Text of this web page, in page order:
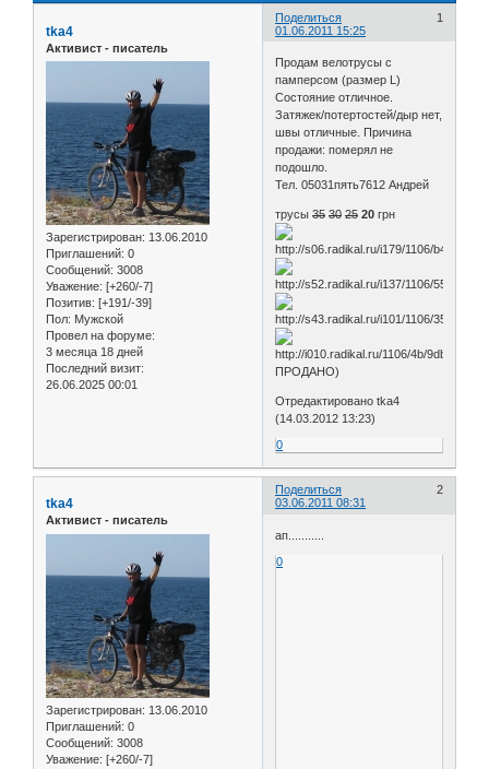
Поделиться
1
01.06.2011 15:25
tka4
Активист - писатель
Зарегистрирован: 13.06.2010
Приглашений: 0
Сообщений: 3008
Уважение: [+260/-7]
Позитив: [+191/-39]
Пол: Мужской
Провел на форуме:
3 месяца 18 дней
Последний визит:
26.06.2025 00:01
Продам велотрусы с
памперсом (размер L)
Состояние отличное.
Затяжек/потертостей/дыр нет,
швы отличные. Причина
продажи: померял не
подошло.
Тел. 05031пять7612 Андрей
трусы35 30 25 20 грн
ПРОДАНО)
Отредактировано tka4
(14.03.2012 13:23)
0
Поделиться
2
03.06.2011 08:31
tka4
Активист - писатель
Зарегистрирован: 13.06.2010
Приглашений: 0
Сообщений: 3008
Уважение: [+260/-7]
ап...........
0